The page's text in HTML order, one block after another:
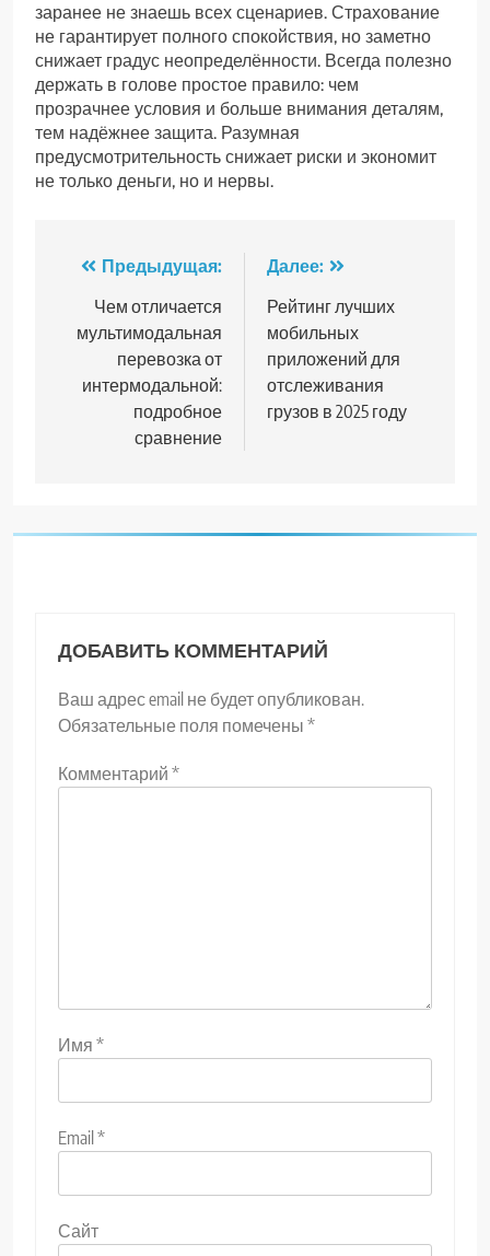
заранее не знаешь всех сценариев. Страхование
не гарантирует полного спокойствия, но заметно
снижает градус неопределённости. Всегда полезно
держать в голове простое правило: чем
прозрачнее условия и больше внимания деталям,
тем надёжнее защита. Разумная
предусмотрительность снижает риски и экономит
не только деньги, но и нервы.
Навигация
записям
Предыдущая:
Чем отличается
мультимодальная
перевозка от
интермодальной:
подробное
сравнение
Далее:
Рейтинг лучших
мобильных
приложений для
отслеживания
грузов в 2025 году
ДОБАВИТЬ КОММЕНТАРИЙ
Ваш адрес email не будет опубликован.
Обязательные поля помечены *
Комментарий *
Имя *
Email*
Сайт